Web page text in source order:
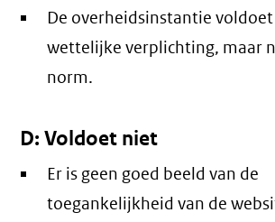
De overheidsinstantie
wettelijke verplichting, maar
norm.
D: Voldoet niet
Er is geen goed beeld van de
toegankelijkheid van de